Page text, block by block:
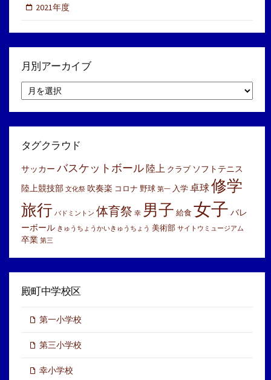
2021年度
月別アーカイブ
別
ア
イ
タグクラウド
サッカー バスケットボール陸上 クラブ ソフトテニス
陸上競技部 文化祭 吹奏楽 コロナ 野球 第一 入学 卓球修学
旅行 バドミントン 体育祭 幸 男子 給食 女子 バレ
ーボール きゅうちょうかいきゅうちょう 美術部 サイトウミュージアム
卒業 第三
殿町中学校区
第一小学校
第三小学校
幸小学校